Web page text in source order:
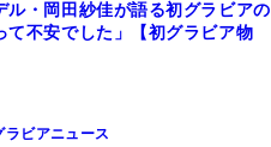
ル・岡田紗佳が語る初グラビアの
て不安でした」【初グラビア物
ラビアニュース